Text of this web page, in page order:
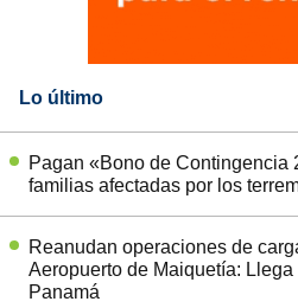
Lo último
Pagan «Bono de Contingencia
familias afectadas por los
Reanudan operaciones de
Aeropuerto de Maiquetía:
Panamá